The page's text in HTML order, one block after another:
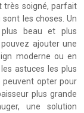
très soigné, parfait
les choses. Un
beau et plus
ajouter une
moderne ou en
astuces les plus
peuvent opter pour
plus grande
une solution